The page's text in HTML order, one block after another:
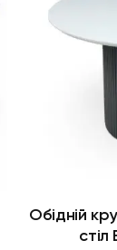
Обідній
стіл